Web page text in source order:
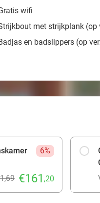
wifi
met strijkplank (op
en badslippers (op
6%
€161 ,20